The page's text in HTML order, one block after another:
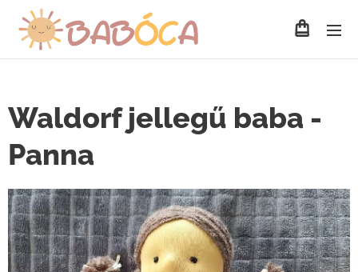
Waldorf jellegű baba -
Panna